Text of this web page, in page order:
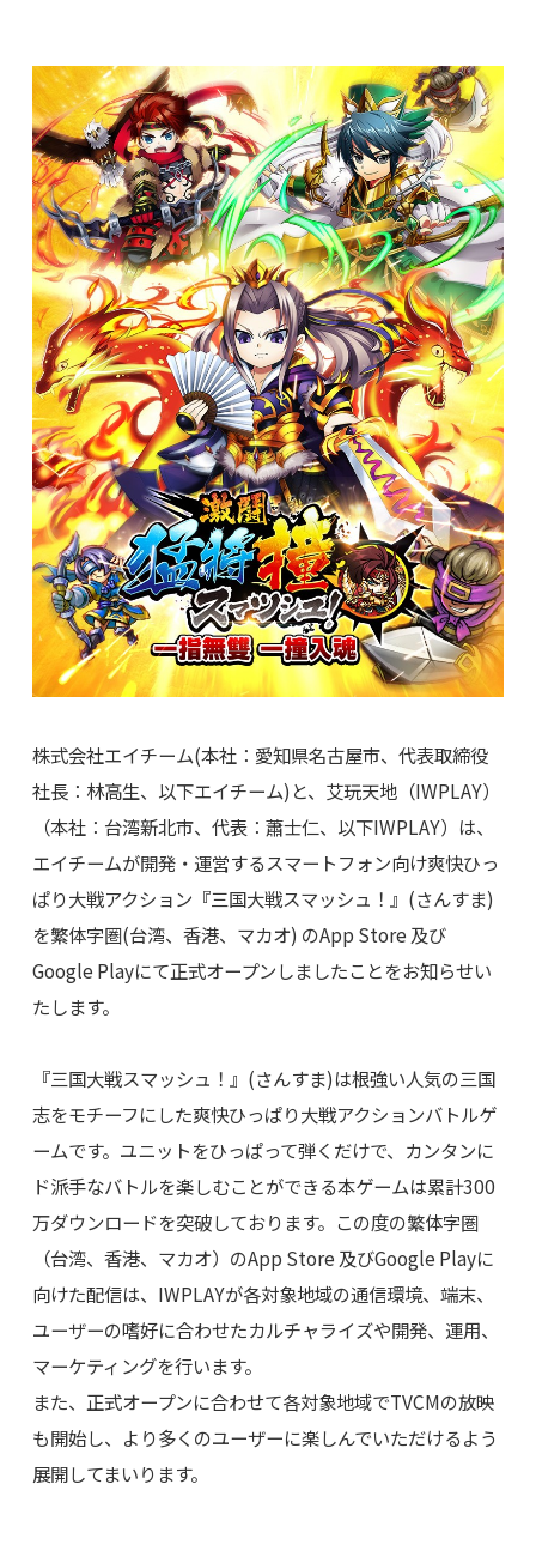
株式会社エイチーム(本社：愛知県名古屋市、代表取締役
社長：林高生、以下エイチーム)と、艾玩天地（IWPLAY）
（本社：台湾新北市、代表：蕭士仁、以下IWPLAY）は、
エイチームが開発・運営するスマートフォン向け爽快ひっ
ぱり大戦アクション『三国大戦スマッシュ！』(さんすま)
を繁体字圏(台湾、香港、マカオ) のApp Store 及び
Google Playにて正式オープンしましたことをお知らせい
たします。
『三国大戦スマッシュ！』(さんすま)は根強い人気の三国
志をモチーフにした爽快ひっぱり大戦アクションバトルゲ
ームです。ユニットをひっぱって弾くだけで、カンタンに
ド派手なバトルを楽しむことができる本ゲームは累計300
万ダウンロードを突破しております。この度の繁体字圏
（台湾、香港、マカオ）のApp Store 及びGoogle Playに
向けた配信は、IWPLAYが各対象地域の通信環境、端末、
ユーザーの嗜好に合わせたカルチャライズや開発、運用、
マーケティングを行います。
また、正式オープンに合わせて各対象地域でTVCMの放映
も開始し、より多くのユーザーに楽しんでいただけるよう
展開してまいります。